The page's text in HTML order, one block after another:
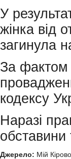
У
жiнка вiд
загинула
За фактом
кодексу
Наразi
Джерело: Мій